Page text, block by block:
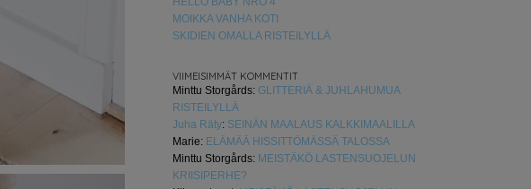
MOIKKA VANHA KOTI
SKIDIEN OMALLA RISTEILYLLÄ
VIIMEISIMMÄT KOMMENTIT
Minttu Storgårds: GLITTERIÄ & JUHLAHUMUA
RISTEILYLLÄ
Juha Räty: SEINÄN MAALAUS KALKKIMAALILLA
Marie: ELÄMÄÄ HISSITTÖMÄSSÄ TALOSSA
Minttu Storgårds: MEISTÄKÖ LASTENSUOJELUN
KRIISIPERHE?